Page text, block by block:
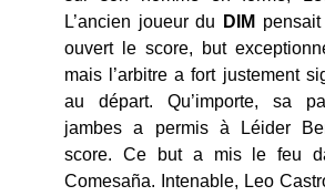
L’ancien joueur du
DIM
ouvert le score, but
mais l’arbitre a fort justement
au départ. Qu’importe, sa
jambes a permis à Léider
score. Ce but a mis le feu
Comesaña. Intenable, Leo